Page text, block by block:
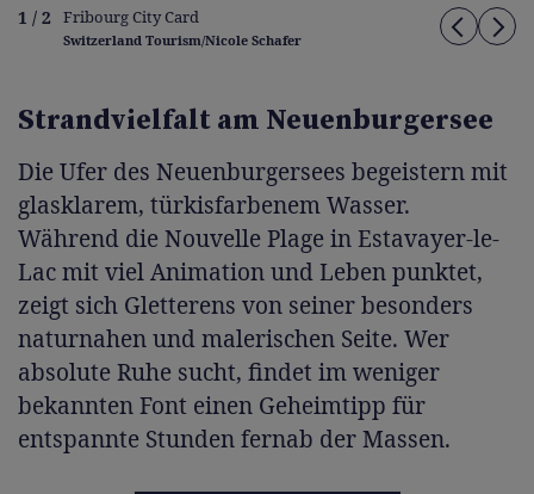
1 / 2 Fribourg City Card
Switzerland Tourism/Nicole Schafer
Strandvielfalt am Neuenburgersee
Die Ufer des Neuenburgersees begeistern mit
glasklarem, türkisfarbenem Wasser.
Während die Nouvelle Plage in Estavayer-le-
Lac mit viel Animation und Leben punktet,
zeigt sich Gletterens von seiner besonders
naturnahen und malerischen Seite. Wer
absolute Ruhe sucht, findet im weniger
bekannten Font einen Geheimtipp für
entspannte Stunden fernab der Massen.